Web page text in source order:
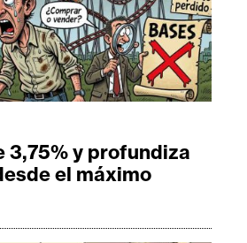
3,75% y profundiza
el máximo